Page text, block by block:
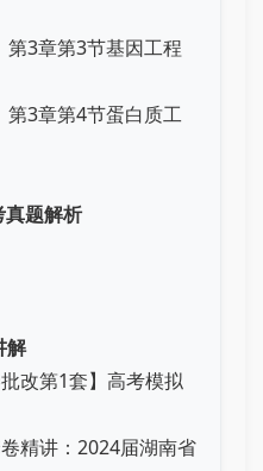
3章第3节基因工程
3章第4节蛋白质工
题解析
解
改第1套】高考模拟
精讲：2024届湖南省